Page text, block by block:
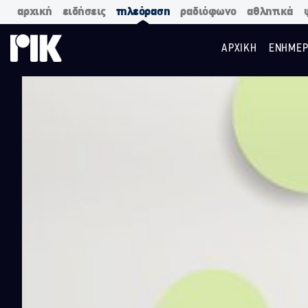
αρχική ειδήσεις τηλεόραση ραδιόφωνο αθλητικά
ΑΡΧΙΚΗ